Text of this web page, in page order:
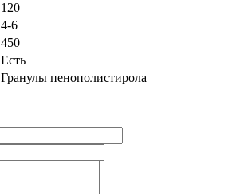
120
4-6
450
Есть
Гранулы пенополистирола